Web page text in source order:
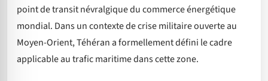
point de transit névralgique du commerce énergétique
mondial. Dans un contexte de crise militaire ouverte au
Moyen-Orient, Téhéran a formellement défini le cadre
applicable au trafic maritime dans cette zone.